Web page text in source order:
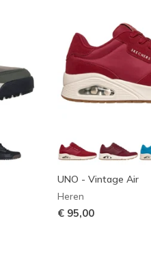
UNO - Vintage Air
Heren
€ 95,00